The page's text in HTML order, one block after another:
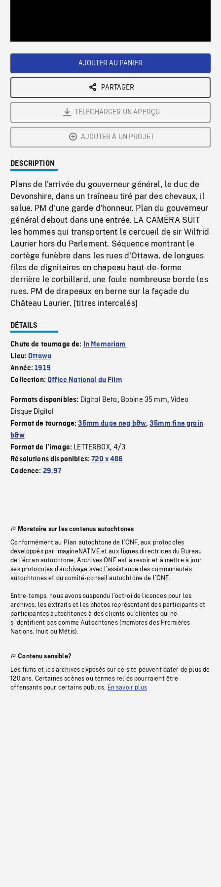
AJOUTER AU PANIER
PARTAGER
TÉLÉCHARGER UN APERÇU
AJOUTER À UN PROJET
DESCRIPTION
Plans de l'arrivée du gouverneur général, le duc de
Devonshire, dans un traîneau tiré par des chevaux, il
salue. PM d'une garde d'honneur. Plan du gouverneur
général debout dans une entrée. LA CAMÉRA SUIT
les hommes qui transportent le cercueil de sir Wilfrid
Laurier hors du Parlement. Séquence montrant le
cortège funèbre dans les rues d'Ottawa, de longues
files de dignitaires en chapeau haut-de-forme
derrière le corbillard, une foule nombreuse borde les
rues. PM de drapeaux en berne sur la façade du
Château Laurier. [titres intercalés]
DÉTAILS
Chute de tournage de:
In Memoriam
Lieu:Ottawa
Année:1919
Collection:Office National du Film
Formats disponibles: Digital Beta, Bobine 35 mm,Video
Disque Digital
Format de tournage:35mm dupe neg b&w,35mm fine grain
b&w
Format de l'image: LETTERBOX,4/3
Résolutions disponibles:720 x 486
Cadence: 29.97
Moratoire sur les contenus autochtones
Conformément au Plan autochtone de l’ONF, aux protocoles
développés par imagineNATIVE et aux lignes directrices du Bureau
de l’écran autochtone, Archives ONF est à revoir et à mettre à jour
ses protocoles d’archivage avec l’assistance des communautés
autochtones et du comité-conseil autochtone de l’ONF.
Entre-temps, nous avons suspendu l’octroi de licences pour les
archives, les extraits et les photos représentant des participants et
participantes autochtones à des clients ou clientes qui ne
s’identifient pas comme Autochtones (membres des Premières
Nations, Inuit ou Métis).
Contenu sensible?
Les films et les archives exposés sur ce site peuvent dater de plus de
120 ans. Certaines scènes ou termes reliés pourraient être
offensants pour certains publics. En savoir plus